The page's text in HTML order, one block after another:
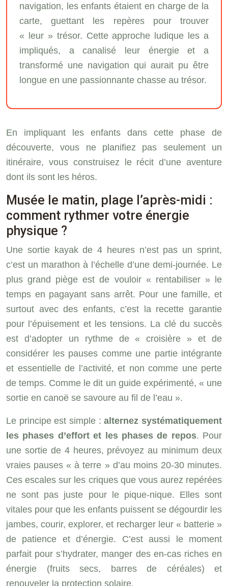
navigation, les enfants étaient en charge de la
carte, guettant les repères pour trouver
« leur » trésor. Cette approche ludique les a
impliqués, a canalisé leur énergie et a
transformé une navigation qui aurait pu être
longue en une passionnante chasse au trésor.
En impliquant les enfants dans cette phase de
découverte, vous ne planifiez pas seulement un
itinéraire, vous construisez le récit d’une aventure
dont ils sont les héros.
Musée le matin, plage l’après-midi :
comment rythmer votre énergie
physique ?
Une sortie kayak de 4 heures n’est pas un sprint,
c’est un marathon à l’échelle d’une demi-journée. Le
plus grand piège est de vouloir « rentabiliser » le
temps en pagayant sans arrêt. Pour une famille, et
surtout avec des enfants, c’est la recette garantie
pour l’épuisement et les tensions. La clé du succès
est d’adopter un rythme de « croisière » et de
considérer les pauses comme une partie intégrante
et essentielle de l’activité, et non comme une perte
de temps. Comme le dit un guide expérimenté, « une
sortie en canoë se savoure au fil de l’eau ».
Le principe est simple :alternez systématiquement
les phases d’effort et les phases de repos. Pour
une sortie de 4 heures, prévoyez au minimum deux
vraies pauses « à terre » d’au moins 20-30 minutes.
Ces escales sur les criques que vous aurez repérées
ne sont pas juste pour le pique-nique. Elles sont
vitales pour que les enfants puissent se dégourdir les
jambes, courir, explorer, et recharger leur « batterie »
de patience et d’énergie. C’est aussi le moment
parfait pour s’hydrater, manger des en-cas riches en
énergie (fruits secs, barres de céréales) et
renouveler la protection solaire.